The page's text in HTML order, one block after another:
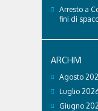
Arresto a
fini di
ARCHIVI
Agosto
Luglio
Giugno